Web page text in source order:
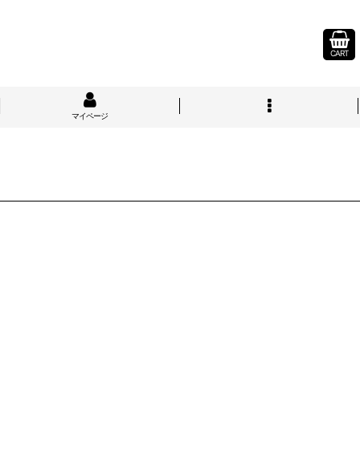
CART
マイページ